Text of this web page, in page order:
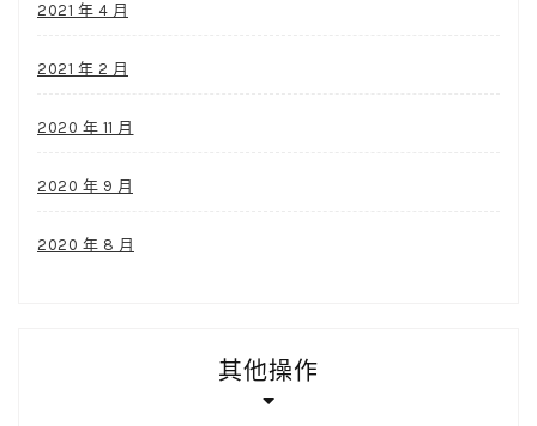
2021 年 4 月
2021 年 2 月
2020 年 11 月
2020 年 9 月
2020 年 8 月
其他操作